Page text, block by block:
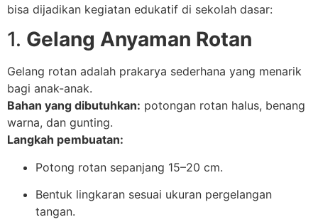
bisa dijadikan kegiatan edukatif di sekolah dasar:
1. Gelang Anyaman Rotan
Gelang rotan adalah prakarya sederhana yang menarik
bagi anak-anak.
Bahan yang dibutuhkan: potongan rotan halus, benang
warna, dan gunting.
Langkah pembuatan:
Potong rotan sepanjang 15–20 cm.
Bentuk lingkaran sesuai ukuran pergelangan
tangan.